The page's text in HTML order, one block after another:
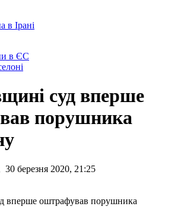
в Ірані
в ЄС
суд вперше
порушника
березня 2020, 21:25